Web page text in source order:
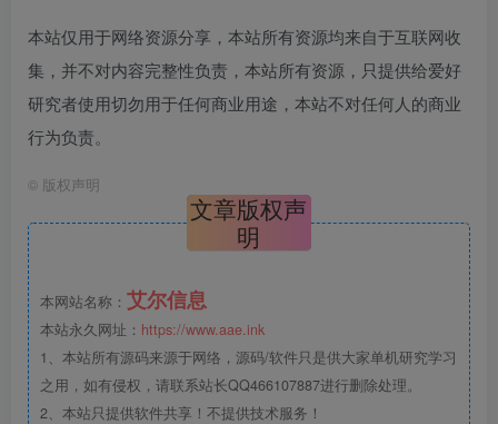
本站仅用于网络资源分享，本站所有资源均来自于互联网收
集，并不对内容完整性负责，本站所有资源，只提供给爱好
研究者使用切勿用于任何商业用途，本站不对任何人的商业
行为负责。
© 版权声明
文章版权声
明
本网站名称： 艾尔信息
本站永久网址： https://www.aae.ink
1、本站所有源码来源于网络，源码/软件只是供大家单机研究学习
之用，如有侵权，请联系站长QQ466107887进行删除处理。
2、本站只提供软件共享！不提供技术服务！